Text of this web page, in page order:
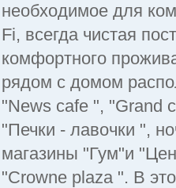
необходимое для
Fi, всегда чистая
комфортного
рядом с домом
"News cafe ", "Grand
"Печки - лавочки ",
магазины "Гум"и
"Crowne plaza ". В